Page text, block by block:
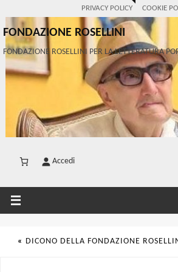
PRIVACY POLICY COOKIE
FONDAZIONE ROSELLINI
FONDAZIONE ROSELLINI PER LA LETTERATURA
Accedi
« DICONO DELLA FONDAZIONE